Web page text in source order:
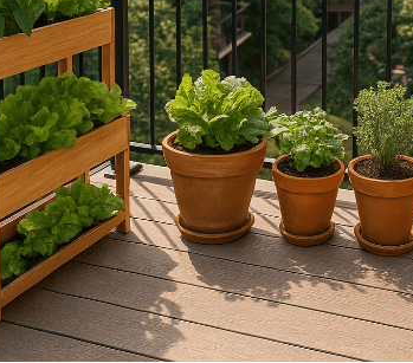
(LGS): sve što trebate znati prije
(2026.)
Prije2 Mjeseca